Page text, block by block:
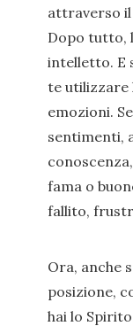
attraverso
Dopo tutto,
intelletto. E
te utilizzare
emozioni.
sentimenti,
fama o
fallito,
Ora, anche
posizione,
hai lo